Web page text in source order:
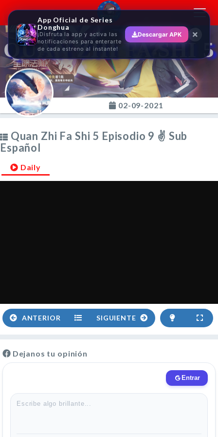
QUAN ZHI FA SHI 5
02-09-2021
Quan Zhi Fa Shi 5 Episodio 9 ✌ Sub
Español
Daily
ANTERIOR SIGUIENTE
Dejanos tu opinión
App Oficial de Series
Donghua
¡Disfruta la app y activa las
notificaciones para enterarte
de cada estreno al instante!
Descargar APK